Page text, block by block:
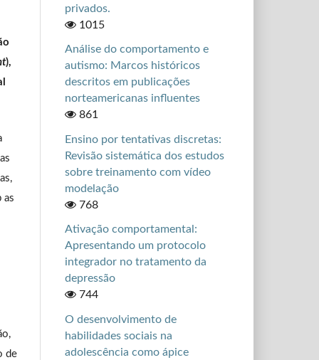
),
as
de
privados.
1015
Análise do comportamento e
autismo: Marcos históricos
descritos em publicações
norteamericanas influentes
861
Ensino por tentativas discretas:
Revisão sistemática dos estudos
sobre treinamento com vídeo
modelação
768
Ativação comportamental:
Apresentando um protocolo
integrador no tratamento da
depressão
744
O desenvolvimento de
habilidades sociais na
adolescência como ápice